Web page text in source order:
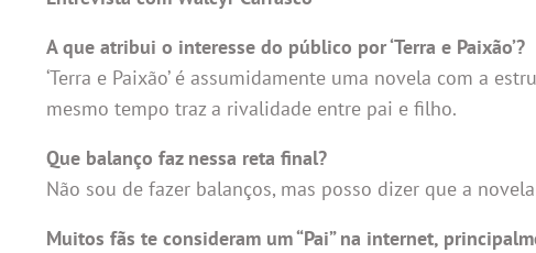
A que atribui o interesse do público por ‘Terra e Paixão’?
‘Terra e Paixão’ é assumidamente uma novela com a
mesmo tempo traz a rivalidade entre pai e filho.
Que balanço faz nessa reta final?
Não sou de fazer balanços, mas posso dizer que a
Muitos fãs te consideram um “Pai” na internet,